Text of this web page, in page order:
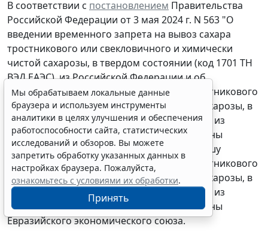
В соответствии с постановлением Правительства
Российской Федерации от 3 мая 2024 г. N 563 "О
введении временного запрета на вывоз сахара
тростникового или свекловичного и химически
чистой сахарозы, в твердом состоянии (код 1701 ТН
ВЭД ЕАЭС), из Российской Федерации и об
утверждении объемов вывоза сахара тростникового
или свекловичного и химически чистой сахарозы, в
твердом состоянии (код 1701 ТН ВЭД ЕАЭС), из
Российской Федерации в государства - члены
Евразийского экономического союза" прошу
распределить объемы вывоза сахара тростникового
или свекловичного и химически чистой сахарозы, в
твердом состоянии (код 1701 ТН ВЭД ЕАЭС), из
Российской Федерации в государства - члены
Евразийского экономического союза.
Мы обрабатываем локальные данные
браузера и используем инструменты
аналитики в целях улучшения и обеспечения
работоспособности сайта, статистических
исследований и обзоров. Вы можете
запретить обработку указанных данных в
настройках браузера. Пожалуйста,
ознакомьтесь с условиями их обработки.
Принять